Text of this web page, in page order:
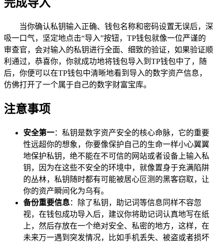
完成导入
当你确认私钥输入正确、钱包名称和密码设置无误后，深
吸一口气，坚定地点击“导入”按钮，TP钱包就像一位严谨的
审查官，会对输入的私钥进行全面、细致的验证，如果验证顺
利通过，恭喜你，你就成功地将钱包导入到TP钱包中了，随
后，你便可以在TP钱包中清晰地看到导入的数字资产信息，
仿佛打开了一个属于自己的数字财富宝库。
注意事项
安全第一：私钥是数字资产安全的核心命脉，它的重要
性远超你的想象，你要像保护自己的生命一样小心翼翼
地保护私钥，绝不能在不可信的网站或者设备上输入私
钥，因为在这些不安全的环境中，就像置身于充满陷阱
的丛林，私钥随时都有可能被居心叵测的黑客窃取，让
你的资产瞬间化为乌有。
备份重要信息：除了私钥，助记词等信息同样不容忽
视，在钱包成功导入后，建议你将助记词认真地写在纸
上，然后存放在一个绝对安全、私密的地方，这样，在
未来万一遇到突发情况，比如手机丢失、被盗或者损坏